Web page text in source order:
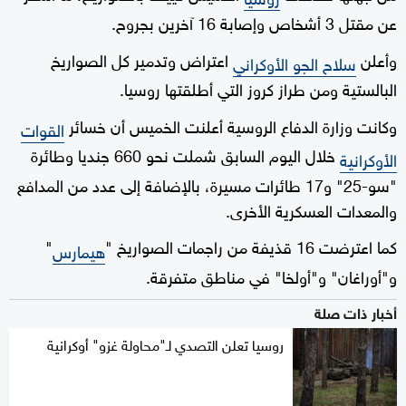
عن مقتل 3 أشخاص وإصابة 16 آخرين بجروح.
وأعلنسلاح الجو الأوكرانياعتراض وتدمير كل الصواريخ
البالستية ومن طراز كروز التي أطلقتها روسيا.
وكانت وزارة الدفاع الروسية أعلنت الخميس أن خسائر القوات
الأوكرانية
خلال اليوم السابق شملت نحو 660 جنديا وطائرة
"سو-25" و17 طائرات مسيرة، بالإضافة إلى عدد من المدافع
والمعدات العسكرية الأخرى.
كما اعترضت 16 قذيفة من راجمات الصواريخ "
هيمارس"
و"أوراغان" و"أولخا" في مناطق متفرقة.
أخبار ذات صلة
روسيا تعلن التصدي لـ"محاولة غزو" أوكرانية